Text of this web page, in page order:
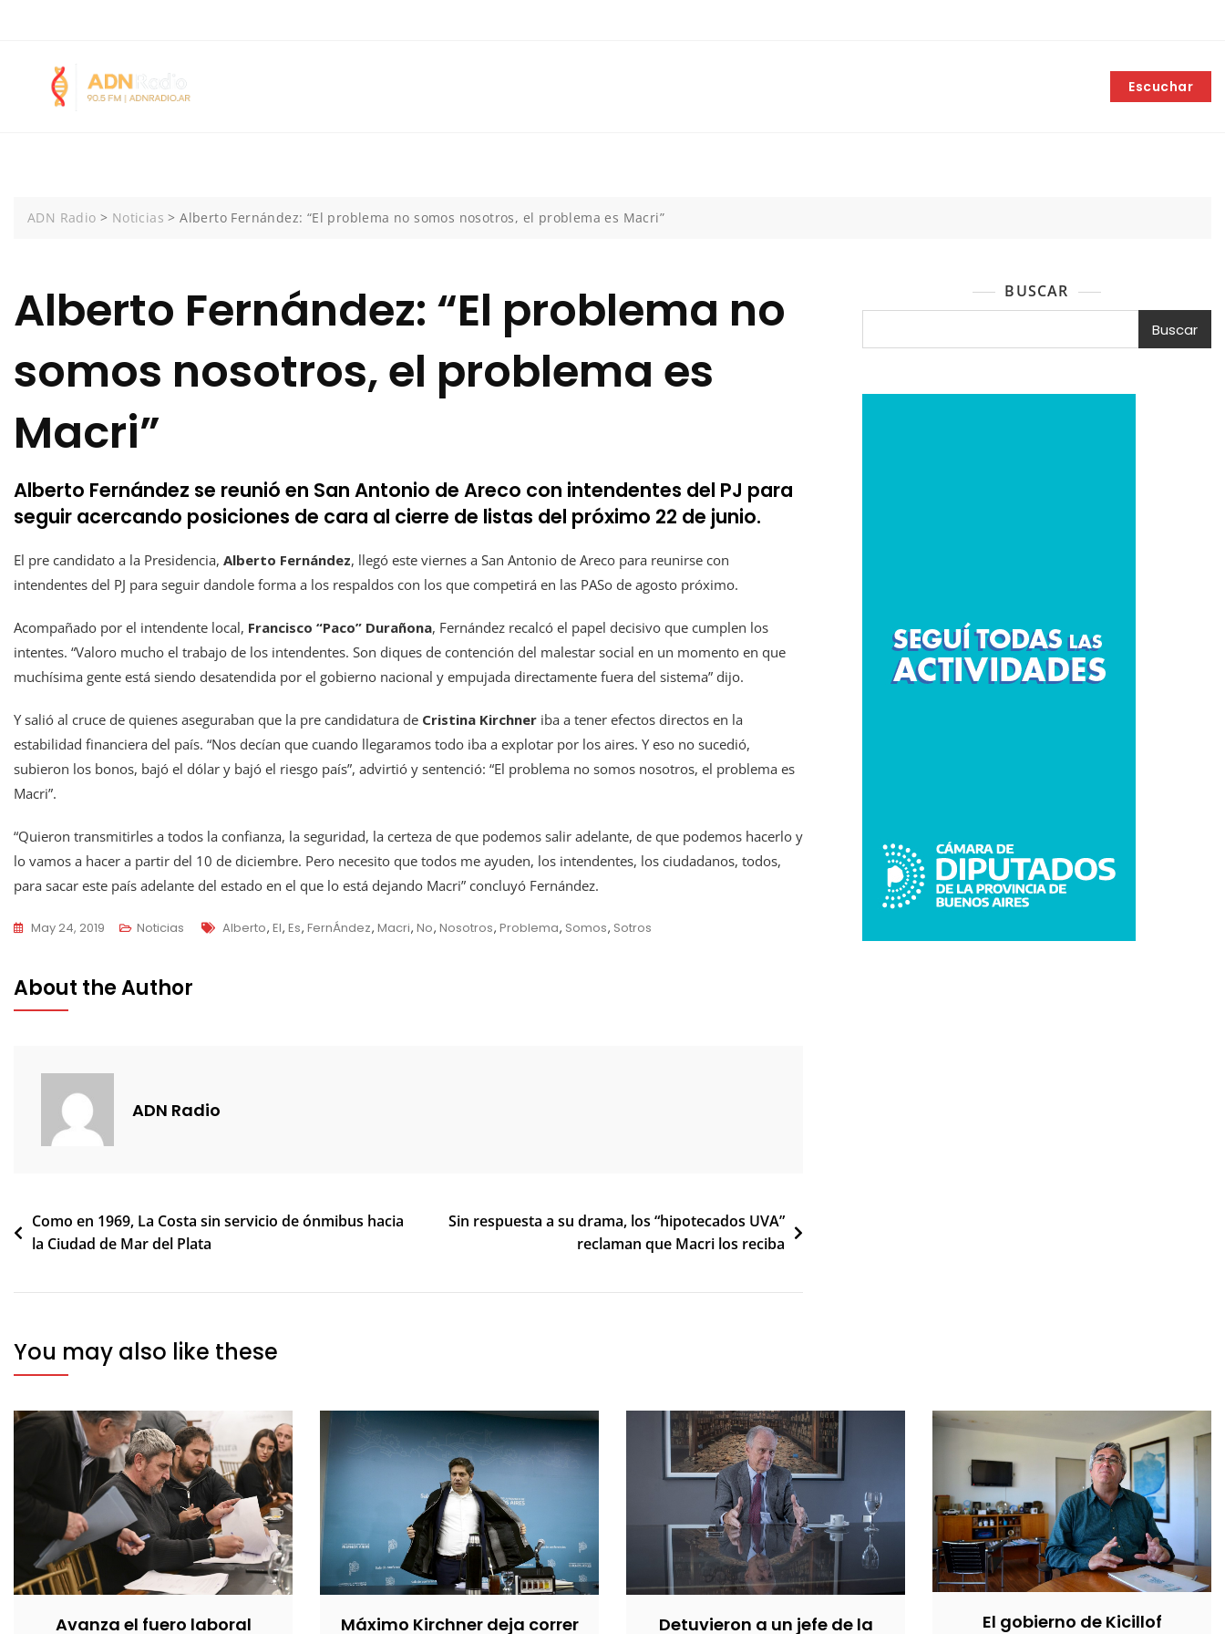
Escuchar
ADN Radio > Noticias >Alberto Fernández: “El problema no somos nosotros, el problema es Macri”
Alberto Fernández: “El problema no
somos nosotros, el problema es
Macri”
Alberto Fernández se reunió en San Antonio de Areco con intendentes del PJ para
seguir acercando posiciones de cara al cierre de listas del próximo 22 de junio.
El pre candidato a la Presidencia, Alberto Fernández, llegó este viernes a San Antonio de Areco para reunirse con
intendentes del PJ para seguir dandole forma a los respaldos con los que competirá en las PASo de agosto próximo.
Acompañado por el intendente local, Francisco “Paco” Durañona, Fernández recalcó el papel decisivo que cumplen los
intentes. “Valoro mucho el trabajo de los intendentes. Son diques de contención del malestar social en un momento en que
muchísima gente está siendo desatendida por el gobierno nacional y empujada directamente fuera del sistema” dijo.
Y salió al cruce de quienes aseguraban que la pre candidatura de Cristina Kirchner iba a tener efectos directos en la
estabilidad financiera del país. “Nos decían que cuando llegaramos todo iba a explotar por los aires. Y eso no sucedió,
subieron los bonos, bajó el dólar y bajó el riesgo país”, advirtió y sentenció: “El problema no somos nosotros, el problema es
Macri”.
“Quieron transmitirles a todos la confianza, la seguridad, la certeza de que podemos salir adelante, de que podemos hacerlo y
lo vamos a hacer a partir del 10 de diciembre. Pero necesito que todos me ayuden, los intendentes, los ciudadanos, todos,
para sacar este país adelante del estado en el que lo está dejando Macri” concluyó Fernández.
May 24, 2019 Noticias Tags
Alberto, El, Es, FernÁndez, Macri, No, Nosotros, Problema, Somos, Sotros
About the Author
ADN Radio
Navegación
de
entradas
Como en 1969, La Costa sin servicio de ónmibus hacia
la Ciudad de Mar del Plata
Sin respuesta a su drama, los “hipotecados UVA”
reclaman que Macri los reciba
BUSCAR
Buscar
You may also like these
Avanza el fuero laboral Máximo Kirchner deja correr Detuvieron a un jefe de la
El gobierno de Kicillof